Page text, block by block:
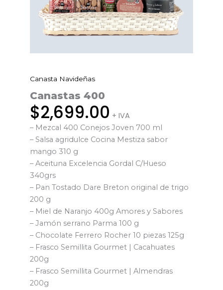
Canasta Navideñas
Canastas 400
$2,699.00 + IVA
– Mezcal 400 Conejos Joven 700 ml
– Salsa agridulce Cocina Mestiza sabor
mango 310 g
– Aceituna Excelencia Gordal C/Hueso
340grs
– Pan Tostado Dare Breton original de trigo
200 g
– Miel de Naranjo 400g Amores y Sabores
– Jamón serrano Parma 100 g
– Chocolate Ferrero Rocher 10 piezas 125g
– Frasco Semillita Gourmet | Cacahuates
200g
– Frasco Semillita Gourmet | Almendras
200g
Canastas
400
cantidad